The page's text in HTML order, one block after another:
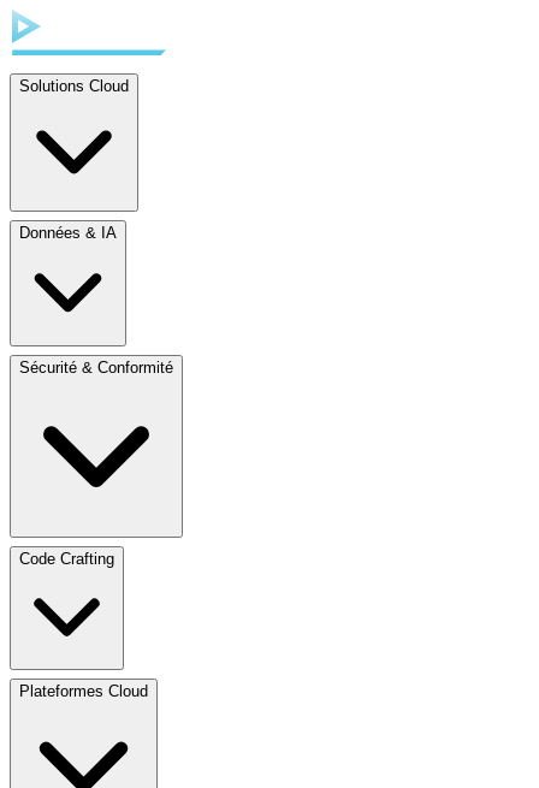
Solutions Cloud
Données & IA
Sécurité & Conformité
Code Crafting
Plateformes Cloud